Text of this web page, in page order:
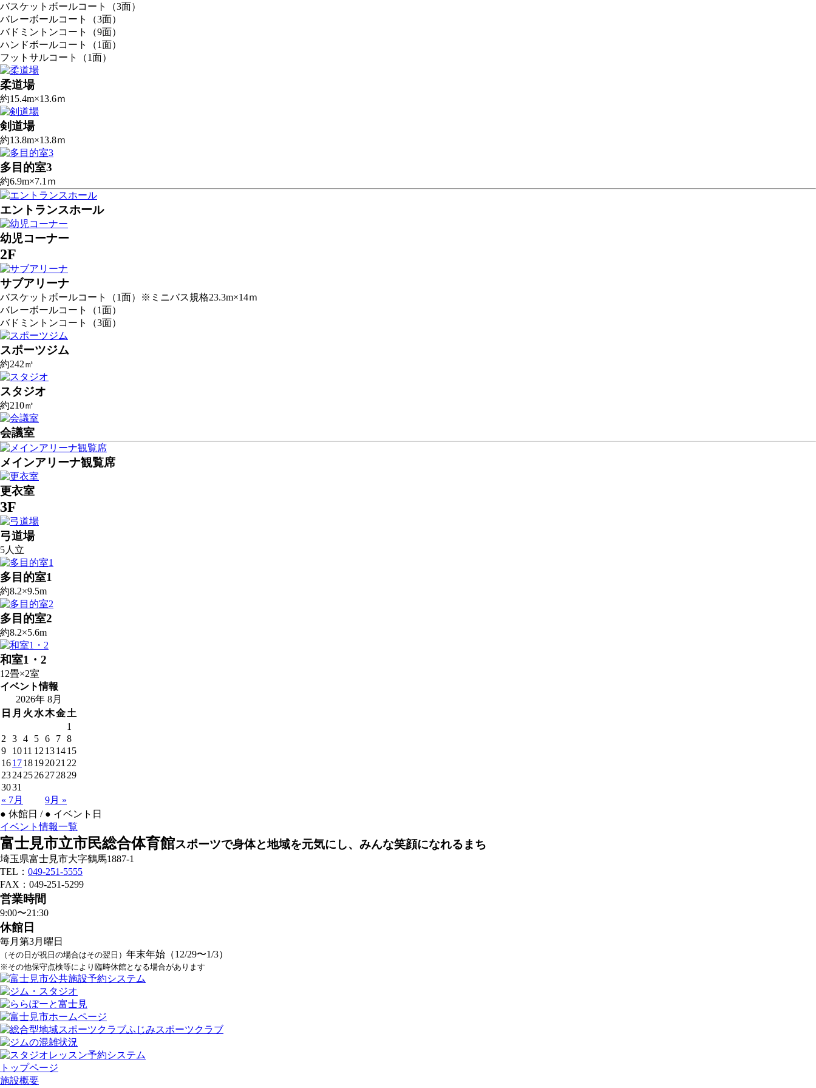
バスケットボールコート（3面）
バレーボールコート（3面）
バドミントンコート（9面）
ハンドボールコート（1面）
フットサルコート（1面）
柔道場
約15.4m×13.6ｍ
剣道場
約13.8m×13.8ｍ
多目的室3
約6.9m×7.1ｍ
エントランスホール
幼児コーナー
2F
サブアリーナ
バスケットボールコート（1面）※ミニバス規格23.3m×14ｍ
バレーボールコート（1面）
バドミントンコート（3面）
スポーツジム
約242㎡
スタジオ
約210㎡
会議室
メインアリーナ観覧席
更衣室
3F
弓道場
5人立
多目的室1
約8.2×9.5m
多目的室2
約8.2×5.6m
和室1・2
12畳×2室
イベント情報
2026年 8月
日 月 火 水木金土
1
2
3 4 5 6 7 8
9
1011 12 131415
161718192021 22
23242526272829
3031
« 7月
9月 »
● 休館日 / ● イベント日
イベント情報一覧
富士見市立市民総合体育館スポーツで身体と地域を元気にし、みんな笑顔になれるまち
埼玉県富士見市大字鶴馬1887-1
TEL： 049-251-5555
FAX：049-251-5299
営業時間
9:00〜21:30
休館日
毎月第3月曜日
（その日が祝日の場合はその翌日） 年末年始（12/29〜1/3）
※その他保守点検等により臨時休館となる場合があります
トップページ
施設概要